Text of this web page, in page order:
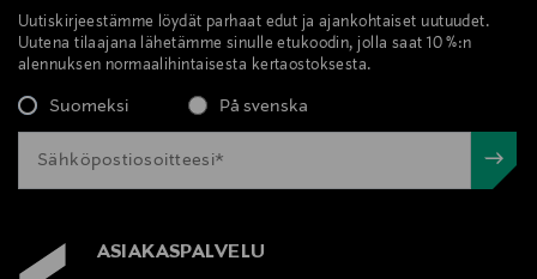
Uutiskirjeestämme löydät parhaat edut ja ajankohtaiset uutuudet.
Uutena tilaajana lähetämme sinulle etukoodin, jolla saat 10 %:n
alennuksen normaalihintaisesta kertaostoksesta.
Suomeksi På svenska
ASIAKASPALVELU